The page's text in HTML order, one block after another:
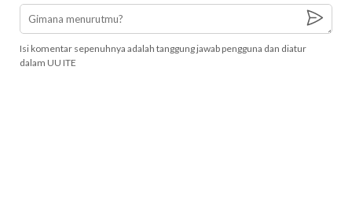
Isi komentar sepenuhnya adalah tanggung jawab pengguna dan diatur
dalam UU ITE